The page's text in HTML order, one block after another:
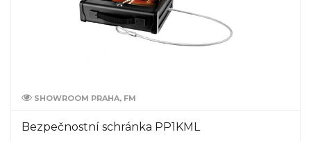
SHOWROOM PRAHA, FM
Bezpečnostní schránka PP1KML